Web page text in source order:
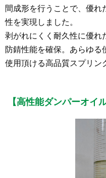
間成形を行うことで、優れ
性を実現しました。
剥がれにくく耐久性に優れ
防錆性能を確保。あらゆ
使用頂ける高品質スプリン
【高性能ダンパーオイル